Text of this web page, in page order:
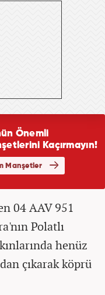
04 AAV 951
Polatlı
henüz
çıkarak köprü